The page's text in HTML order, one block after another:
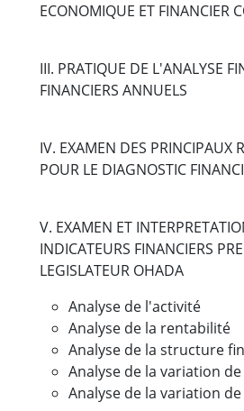
ECONOMIQUE ET FINANCIER
III. PRATIQUE DE L'ANALYSE
FINANCIERS ANNUELS
IV. EXAMEN DES PRINCIPAUX
POUR LE DIAGNOSTIC
V. EXAMEN ET
INDICATEURS FINANCIERS
LEGISLATEUR OHADA
Analyse de l'activité
Analyse de la rentabilité
Analyse de la structure
Analyse de la variation
Analyse de la variation